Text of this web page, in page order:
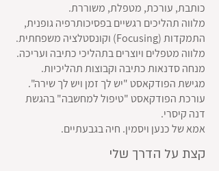
כותבת, עורכת, מטפלת, משוררת.
מלווה תהליכים רגשיים בפסיכותרפיה גופנית,
התמקדות (Focusing) וקונסטלציה משפחתית.
מלווה מטפלים ויוצרים בתהליכי כתיבה ועריכה.
מנחה סדנאות כתיבה וקבוצות תהליכיות.
מגישת הפודקאסט "יש לך זמן ויש לך שירה".
עורכת הפודקאסט "טיפול למחשבה" בהגשת
דנה קיסרי.
אמא של כנען ויסמין. חיה בגבעתיים.
קצת על הדרך שלי